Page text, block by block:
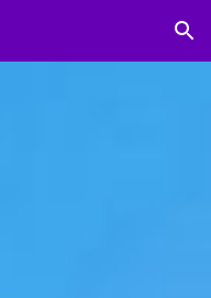
Skip to navigation